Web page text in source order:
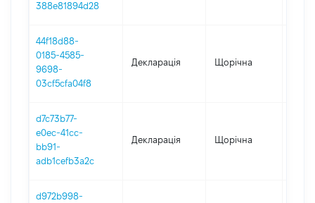
388e81894d28
44f18d88-
0185-4585-
9698-
03cf5cfa04f8
Декларація Щорічна
d7c73b77-
e0ec-41cc-
bb91-
adb1cefb3a2c
Декларація Щорічна
d972b998-